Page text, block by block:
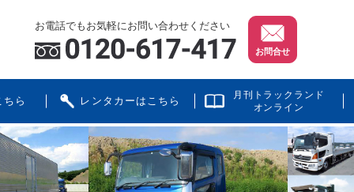
お電話でもお気軽にお問い合わせください
お問合せ
ら レンタカーはこちら
月刊トラックランド
オンライン